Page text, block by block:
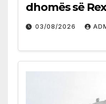
dhomës së
03/08/2026